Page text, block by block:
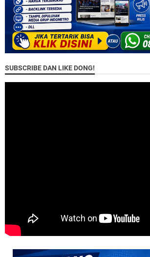
SUBSCRIBE DAN LIKE DONG!